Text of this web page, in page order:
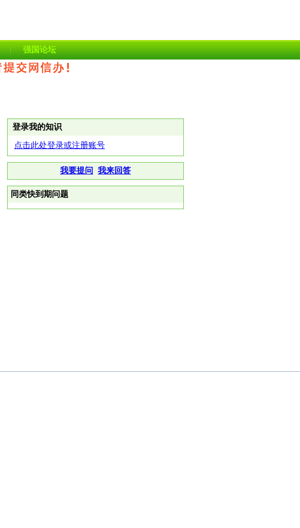
强国论坛
登录我的知识
点击此处登录或注册账号
我要提问 我来回答
同类快到期问题